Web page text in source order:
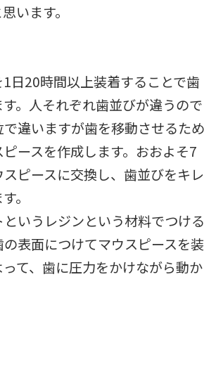
います。
日20時間以上装着することで歯
。人それぞれ歯並びが違うので
違いますが歯を移動させるため
ースを作成します。おおよそ7
ピースに交換し、歯並びをキレ
。
いうレジンという材料でつける
表面につけてマウスピースを装
て、歯に圧力をかけながら動か